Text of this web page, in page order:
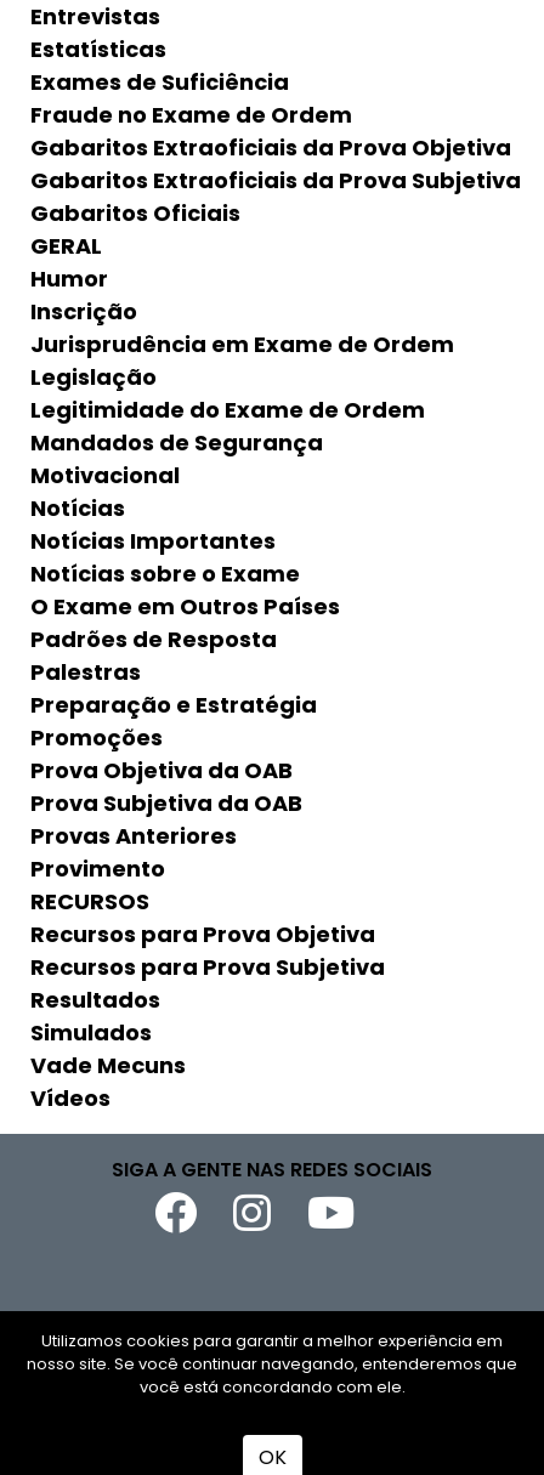
Entrevistas
Estatísticas
Exames de Suficiência
Fraude no Exame de Ordem
Gabaritos Extraoficiais da Prova Objetiva
Gabaritos Extraoficiais da Prova Subjetiva
Gabaritos Oficiais
GERAL
Humor
Inscrição
Jurisprudência em Exame de Ordem
Legislação
Legitimidade do Exame de Ordem
Mandados de Segurança
Motivacional
Notícias
Notícias Importantes
Notícias sobre o Exame
O Exame em Outros Países
Padrões de Resposta
Palestras
Preparação e Estratégia
Promoções
Prova Objetiva da OAB
Prova Subjetiva da OAB
Provas Anteriores
Provimento
RECURSOS
Recursos para Prova Objetiva
Recursos para Prova Subjetiva
Resultados
Simulados
Vade Mecuns
Vídeos
SIGA A GENTE NAS REDES SOCIAIS
Copyright © 2026
CNPJ
Desenvolvido por
Utilizamos cookies para garantir a melhor experiência em
nosso site. Se você continuar navegando, entenderemos que
você está concordando com ele.
OK